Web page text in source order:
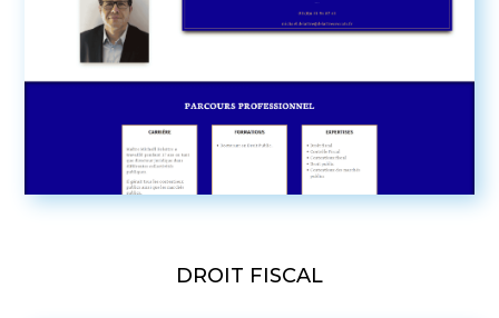
DROIT FISCAL